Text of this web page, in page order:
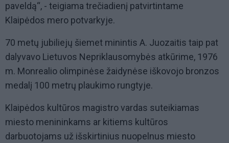
paveldą“, - teigiama trečiadienį patvirtintame
Klaipėdos mero potvarkyje.
70 metų jubiliejų šiemet minintis A. Juozaitis taip pat
dalyvavo Lietuvos Nepriklausomybės atkūrime, 1976
m. Monrealio olimpinėse žaidynėse iškovojo bronzos
medalį 100 metrų plaukimo rungtyje.
Klaipėdos kultūros magistro vardas suteikiamas
miesto menininkams ar kitiems kultūros
darbuotojams už išskirtinius nuopelnus miesto